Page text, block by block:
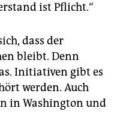
ist Pflicht.“
dass der
bleibt. Denn
Initiativen gibt es
werden. Auch
in Washington und